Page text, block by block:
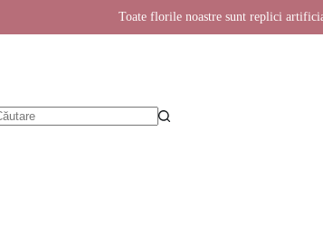
Toate florile noastre sunt replici